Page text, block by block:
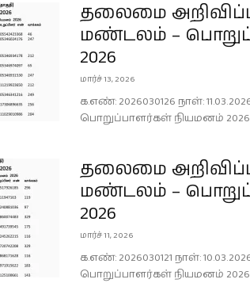
தலைமை
மண்டலம் –
2026
மார்ச் 13, 2026
க.எண்: 2026030126 நாள்:
பொறுப்பாளர்கள் நியமனம் 2026
தலைமை
மண்டலம் –
2026
மார்ச் 11, 2026
க.எண்: 2026030121 நாள்:
பொறுப்பாளர்கள் நியமனம் 2026